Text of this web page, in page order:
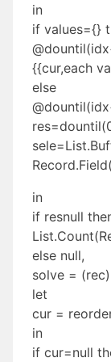
in
if values={}
{{cur,each
else
in
if resnull
else null,
solve = (rec)
let
cur =
in
if cur=null